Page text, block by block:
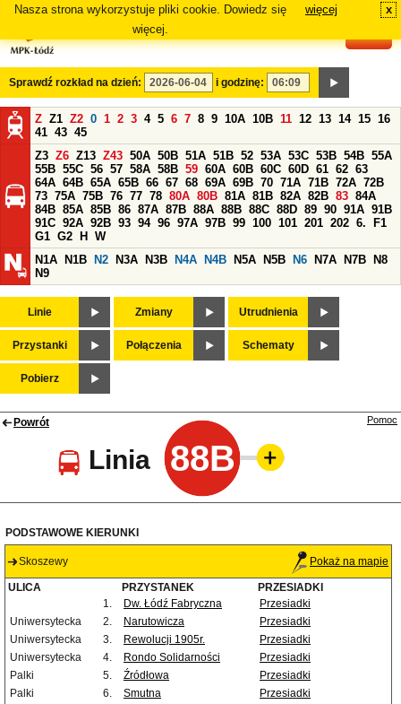
Nasza strona wykorzystuje pliki cookie. Dowiedz się
więcej.
więcej x
Sprawdź rozkład na dzień: i godzinę:
Z Z1 Z2 0 1 2 3 4 5 6 7 8 9 10A 10B 11 12 13 14 15 16
41 43 45
Z3 Z6 Z13 Z43 50A 50B 51A 51B 52 53A 53C 53B 54B 55A
55B 55C 56 57 58A 58B 59 60A 60B 60C 60D 61 62 63
64A 64B 65A 65B 66 67 68 69A 69B 70 71A 71B 72A 72B
73 75A 75B 76 77 78 80A 80B 81A 81B 82A 82B 83 84A
84B 85A 85B 86 87A 87B 88A 88B 88C 88D 89 90 91A 91B
91C 92A 92B 93 94 96 97A 97B 99 100 101 201 202 6.
F1
G1 G2 H
W
N1A
N1B N2 N3A N3B N4A N4B N5A N5B N6 N7A N7B
N8
N9
Linie Zmiany Utrudnienia
Przystanki Połączenia Schematy
Pobierz
Powrót
Linia 88B
Pomoc
PODSTAWOWE KIERUNKI
Skoszewy Pokaż na mapie
ULICA PRZYSTANEK
PRZESIADKI
1.
Dw. Łódź Fabryczna
Przesiadki
Uniwersytecka
2. Narutowicza
Przesiadki
Uniwersytecka
3. Rewolucji 1905r.
Przesiadki
Uniwersytecka
4. Rondo Solidarności
Przesiadki
Palki
5. Źródłowa
Przesiadki
Palki
6. Smutna
Przesiadki